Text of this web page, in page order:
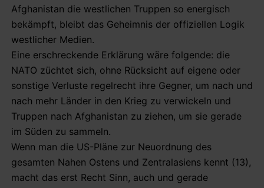
Afghanistan die westlichen Truppen so energisch
bekämpft, bleibt das Geheimnis der offiziellen Logik
westlicher Medien.
Eine erschreckende Erklärung wäre folgende: die
NATO züchtet sich, ohne Rücksicht auf eigene oder
sonstige Verluste regelrecht ihre Gegner, um nach und
nach mehr Länder in den Krieg zu verwickeln und
Truppen nach Afghanistan zu ziehen, um sie gerade
im Süden zu sammeln.
Wenn man die US-Pläne zur Neuordnung des
gesamten Nahen Ostens und Zentralasiens kennt (13),
macht das erst Recht Sinn, auch und gerade